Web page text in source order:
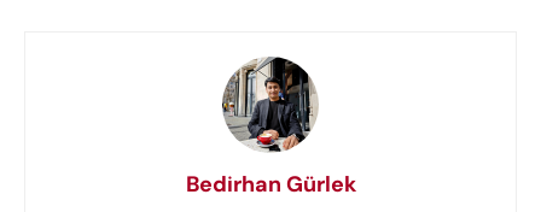
Bedirhan Gürlek